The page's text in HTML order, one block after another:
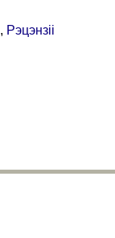
, Рэцэнзіі